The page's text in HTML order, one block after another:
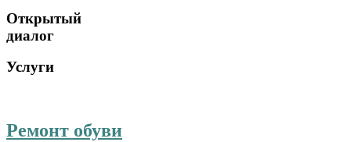
Открытый
диалог
Услуги
Ремонт обуви